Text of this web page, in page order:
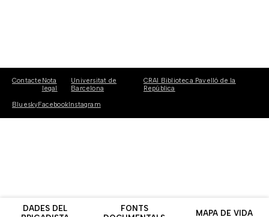
DADES DEL
FONTS
MAPA DE VIDA
Contacte Nota
legal
Universitat de
Barcelona
CRAI Biblioteca Pavelló de la
República
BlueskyFacebookInstagram